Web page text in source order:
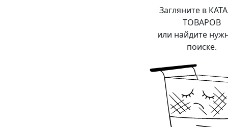
Загляните в
ТОВАРОВ
или найдите
поиске.